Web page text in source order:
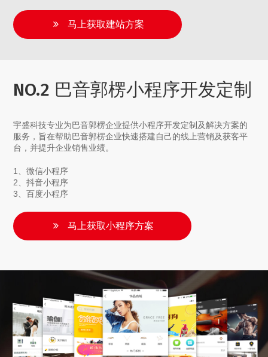
马上获取建站方案
NO.2 巴音郭楞小程序开发定制
宇盛科技专业为巴音郭楞企业提供小程序开发定制及解决方案的
服务，旨在帮助巴音郭楞企业快速搭建自己的线上营销及获客平
台，并提升企业销售业绩。
1、微信小程序
2、抖音小程序
3、百度小程序
马上获取小程序方案